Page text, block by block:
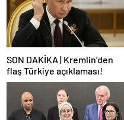
SON DAKİKA | Kremlin’den
flaş Türkiye açıklaması!